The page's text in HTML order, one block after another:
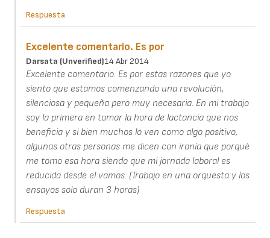
Respuesta
Excelente comentario. Es por
Darsata (unverified)14 Abr 2014
Excelente comentario. Es por estas razones que yo
siento que estamos comenzando una revolución,
silenciosa y pequeña pero muy necesaria. En mi trabajo
soy la primera en tomar la hora de lactancia que nos
beneficia y si bien muchos lo ven como algo positivo,
algunas otras personas me dicen con ironía que porqué
me tomo esa hora siendo que mi jornada laboral es
reducida desde el vamos. (Trabajo en una orquesta y los
ensayos solo duran 3 horas)
Respuesta